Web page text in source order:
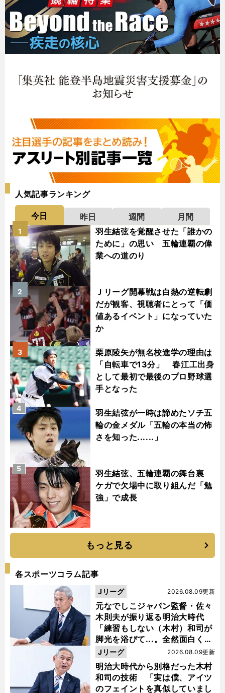
人気記事ランキング
今日 昨日 週間
月間
羽生結弦を覚醒させた「誰かの
ために」の思い 五輪連覇の偉
業への道のり
1
Ｊリーグ開幕戦は白熱の逆転劇
だが観客、視聴者にとって「価
値あるイベント」になっていた
か
2
栗原陵矢が無名校進学の理由は
「自転車で13分」 春江工出身
として最初で最後のプロ野球選
手となった
3
羽生結弦が一時は諦めたソチ五
輪の金メダル「五輪の本当の怖
さを知った......」
4
羽生結弦、五輪連覇の舞台裏
ケガで欠場中に取り組んだ「勉
強」で成長
5
もっと見る
各スポーツコラム記事
元なでしこジャパン監督・佐々
木則夫が振り返る明治大時代
「練習もしない（木村）和司が
脚光を浴びて...。全然面白くな
い４年間でした」
2026.08.09更新
Jリーグ
明治大時代から別格だった木村
和司の技術 「実は僕、アイツ
のフェイントを真似していまし
2026.08.09更新
Jリーグ